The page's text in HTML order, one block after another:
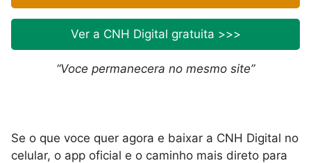
Ver a CNH Digital gratuita >>>
“Voce permanecera no mesmo site”
Se o que voce quer agora e baixar a CNH Digital no
celular, o app oficial e o caminho mais direto para